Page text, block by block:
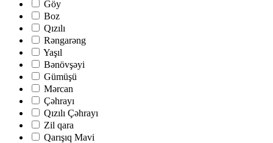
Göy
Boz
Qızılı
Rəngarəng
Yaşıl
Bənövşəyi
Gümüşü
Mərcan
Çəhrayı
Qızılı Çəhrayı
Zil qara
Qarışıq Mavi